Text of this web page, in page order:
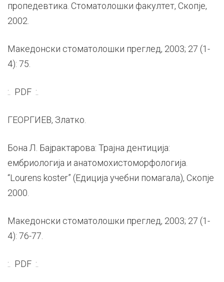
пропедевтика. Стоматолошки факултет, Скопје,
2002.
Македонски стоматолошки преглед, 2003; 27 (1-
4): 75.
:. PDF :.
ГЕОРГИЕВ, Златко.
Бона Л. Бајрактарова: Трајна дентиција:
ембриологија и анатомохистоморфологија.
“Lourens koster” (Едиција учебни помагала), Скопје
2000.
Македонски стоматолошки преглед, 2003; 27 (1-
4): 76-77.
:. PDF :.